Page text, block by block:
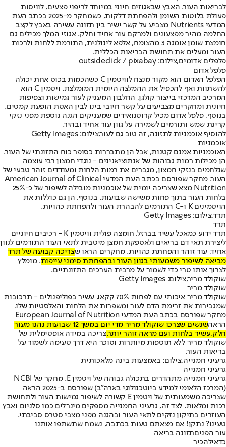
לבריאות העור. האבץ שבאגוזים חיוני במיוחד לריפוי פצעים, לוויסות
פעולת בלוטות השומן ולהפחתת דלקות, כשמחקר מ-2025 בכתב העת
המדעי Nutrients מצביע על קשר ישיר בין תזונה עשירה באבץ לקצב
החלמה מהיר מפצעונים ולמרקם עור אחיד וחלק. אגוזי המלך מכילים גם
חומצת שומן אומגה 3 מהצומח, אלפא לינולנית, התורמת ללחות ולרכות
העור ומעלים את תחושת הבריאות הכללית.
פלפלים אדומים,צילום: outsideclick / pixabay
פלפל אדום
הפלפל האדום הוא מקור מנצח לוויטמין C כשהכמות בכוס אחת יכולה
להשתוות ואף להכפיל את ההמלצה היומית המומלצת. ויטמין C הוא
המרכיב המרכזי בייצור קולגן, החלבון המעניק לעור גמישות וצפיפות
חיונית ומחקרים מצביעים על קשר חיובי בינו לבין האטת הופעת קמטים.
בנוסף, פלפל אדום מכיל קרוטנואידים שמעניקים הגנה נוספת מפני נזקי
קרינת שמש ותורמים לשמירה על גוון עור אחיד ובהיר.
להוסיף אוכמניות לתזונה, זה טוב גם לעור,צילום: Getty Images
אוכמניות
האוכמניות אמנם קטנות, אבל הן מתבררות כסופר כוח התזונתי של העור.
הן מכילות רמות גבוהות של אנתוציאנינים - נוגדי חמצון רבי עוצמה
שנלחמים בנזקי חמצון, מגברים את רמות הלחות ומעודדים זוהר טבעי של
העור. מחקר שפורסם בכתב העת המדעי American Journal of Clinical
Nutrition מצא שצריכה יומית של אוכמניות מובילה לשיפור של כ-25%
בלחות העור בתוך פחות משישה שבועות. בנוסף, הן גם כוללות את
הויטמינים K ו-C התורמים להבהרת העור ולהפחתת כהויות.
תרד,צילום: Getty Images
תרד
תרד ידוע כמאכל עשיר בברזל, חומצה פולית וויטמין K - רכיבים חיוניים
ליצירת תאי דם בריאים ולאספקת חמצן מיטבית לתאי העור התורמים לגוון
אחיד, עור זוהר והפחתת כהויות. מחקרים הראו שצריכה קבועה של תרד
מביאה לשיפור משמעותי בגוון העור ובהפחתת סימני עייפות. מומלץ
לצרוך אותו טרי כדי לשמור על מרבית הערכים התזונתיים.
שוקולד מריר,צילום: Getty Images
שוקולד מריר
שוקולד מריר איכותי עם לפחות 70% קקאו, עשיר בפוליפנולים - תרכובות
שמגבירות את זרימת הדם לעור ומשפרות את הלחות והאלסטיות שלו.
מחקר שפורסם בכתב העת המדעי European Journal of Nutrition
הראה
שנשים שצרכו שוקולד מריר מדי יום במשך 12 שבועות נהנו מעור
חלק,עשיר בלחות ועם מראה זוהר יותר.צריכה במידה אופטימלית של
שוקולד מריר ללא תוספות מיותרות וסוכר היא דרך טעימה לשמור על
בריאות העור.
גרעיני חמנייה,צילום: באמצעות בינה מלאכותית
גרעיני חמנייה
גרעיני חמנייה מתהדרים בתכולה גבוהה של ויטמין E. מחקר של NCBI
(המרכז הלאומי למידע ביוטכנולוגי בארה"ב) שפורסם ב-2025 הראה
שצריכה משמעותית של ויטמין E קשורה לשיפור גמישות העור ולתחושת
רכות ומלאות. לצד זה, גרעיני החמנייה מספקים מינרלים כמו סלניום ואבץ
העוזרים בתיקון נזקים לתאי העור ובהגנה מפני מצבי סטרס סביבתי.
טעינו? נתקן! אם מצאתם טעות בכתבה, נשמח שתשתפו אותנו
עור הפניםתזונה בריאה
כדאילהכיר